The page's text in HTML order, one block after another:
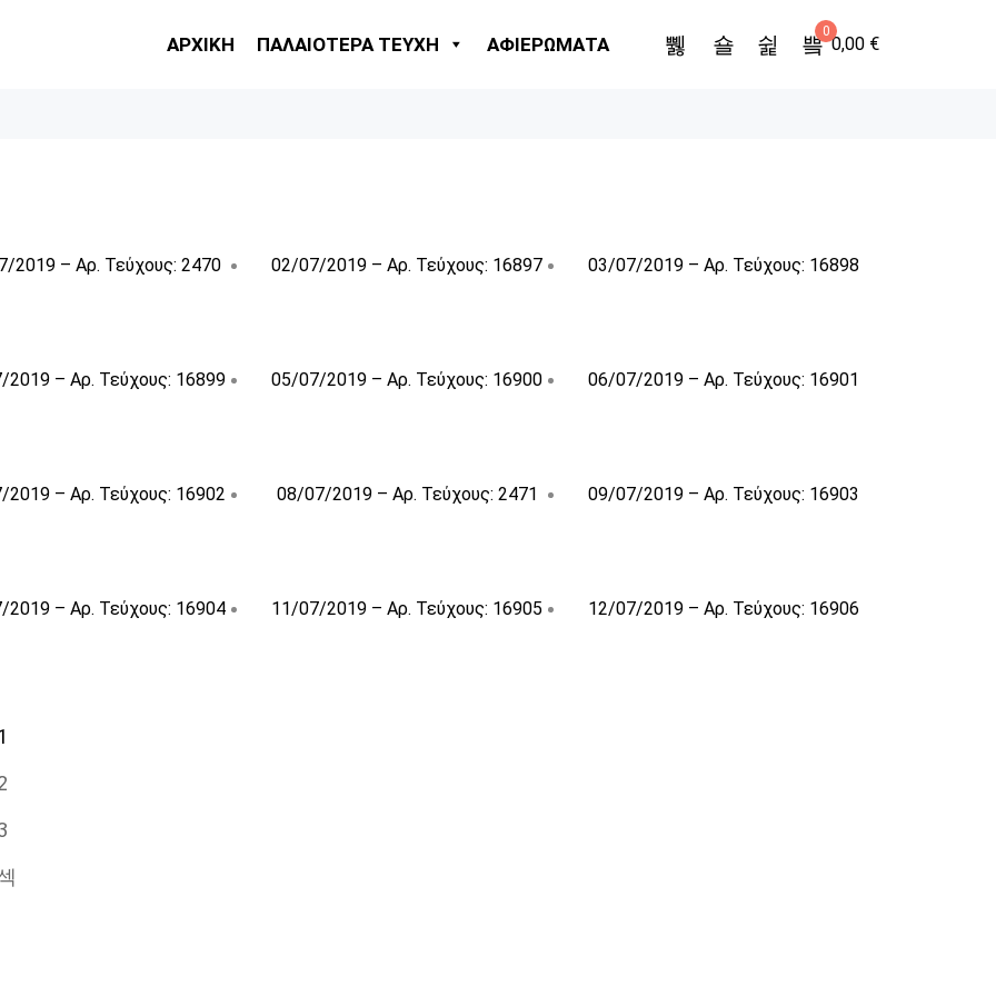
ΑΡΧΙΚΗ ΠΑΛΑΙΟΤΕΡΑ ΤΕΥΧΗ ΑΦΙΕΡΩΜΑΤΑ
0
0,00 €
2019 – Αρ. Τεύχους: 2470 02/07/2019 – Αρ. Τεύχους: 16897 03/07/2019 – Αρ. Τεύχους: 16898
2019 – Αρ. Τεύχους: 16899 05/07/2019 – Αρ. Τεύχους: 16900 06/07/2019 – Αρ. Τεύχους: 16901
2019 – Αρ. Τεύχους: 16902 08/07/2019 – Αρ. Τεύχους: 2471 09/07/2019 – Αρ. Τεύχους: 16903
2019 – Αρ. Τεύχους: 16904 11/07/2019 – Αρ. Τεύχους: 16905 12/07/2019 – Αρ. Τεύχους: 16906